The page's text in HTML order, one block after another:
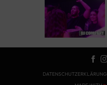
DATENSCHUTZERKLÄRUNG